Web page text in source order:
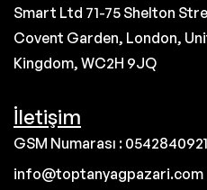
Smart Ltd 71-75 Shelton
Covent Garden, London,
Kingdom, WC2H 9JQ
İletişim
GSM Numarası :
info@toptanyagpazari.com